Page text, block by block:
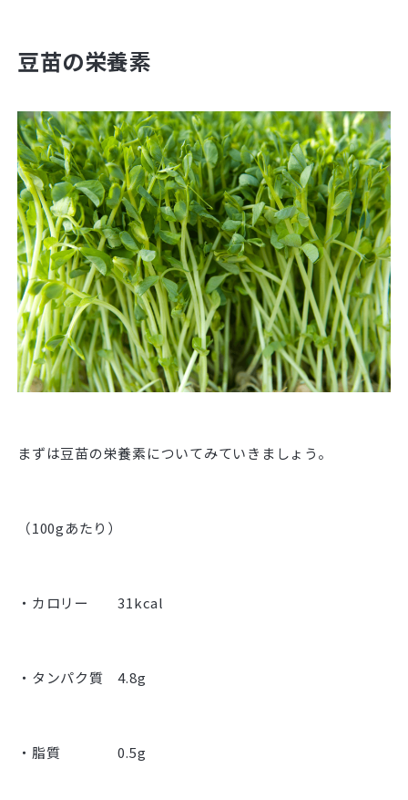
豆苗の栄養素
まずは豆苗の栄養素についてみていきましょう。
（100gあたり）
・カロリー 31kcal
・タンパク質 4.8g
・脂質 0.5g